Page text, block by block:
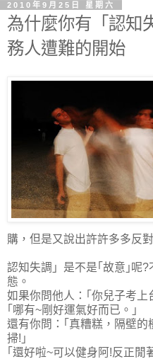
2010年9月25日 星期六
為什麼你有「認知
務人遭難的開始
購，但是又說出許許多多反
認知失調」是不是｢故意｣呢
態。
如果你問他人：｢你兒子考上
｢哪有~剛好運氣好而已。｣
還有你問：｢真糟糕，隔壁
掃!｣
｢還好啦~可以健身阿!反正閒